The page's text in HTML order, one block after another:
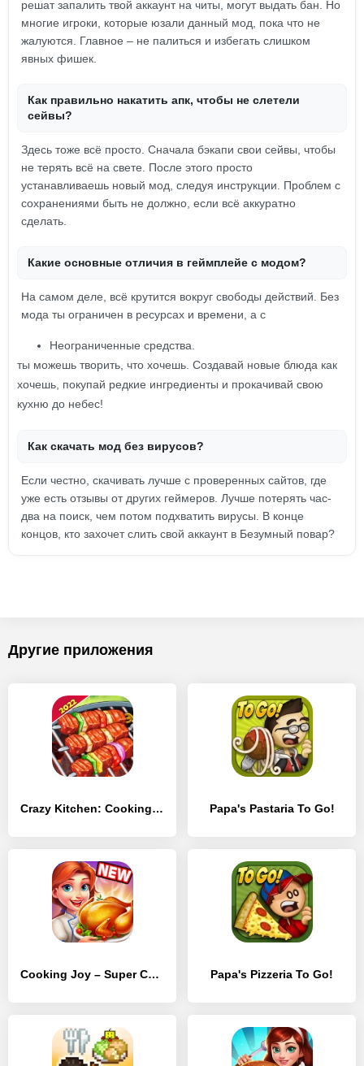
решат запалить твой аккаунт на читы, могут выдать бан. Но
многие игроки, которые юзали данный мод, пока что не
жалуются. Главное – не палиться и избегать слишком
явных фишек.
Как правильно накатить апк, чтобы не слетели
сейвы?
Здесь тоже всё просто. Сначала бэкапи свои сейвы, чтобы
не терять всё на свете. После этого просто
устанавливаешь новый мод, следуя инструкции. Проблем с
сохранениями быть не должно, если всё аккуратно
сделать.
Какие основные отличия в геймплейе с модом?
На самом деле, всё крутится вокруг свободы действий. Без
мода ты ограничен в ресурсах и времени, а с
Неограниченные средства.
ты можешь творить, что хочешь. Создавай новые блюда как
хочешь, покупай редкие ингредиенты и прокачивай свою
кухню до небес!
Как скачать мод без вирусов?
Если честно, скачивать лучше с проверенных сайтов, где
уже есть отзывы от других геймеров. Лучше потерять час-
два на поиск, чем потом подхватить вирусы. В конце
концов, кто захочет слить свой аккаунт в Безумный повар?
Другие приложения
Crazy Kitchen: Cooking Game Papa's Pastaria To Go!
Cooking Joy – Super Cooking Games, Best Cook! Papa's Pizzeria To Go!